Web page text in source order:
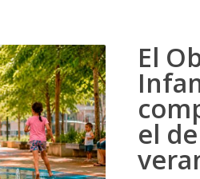
El
el